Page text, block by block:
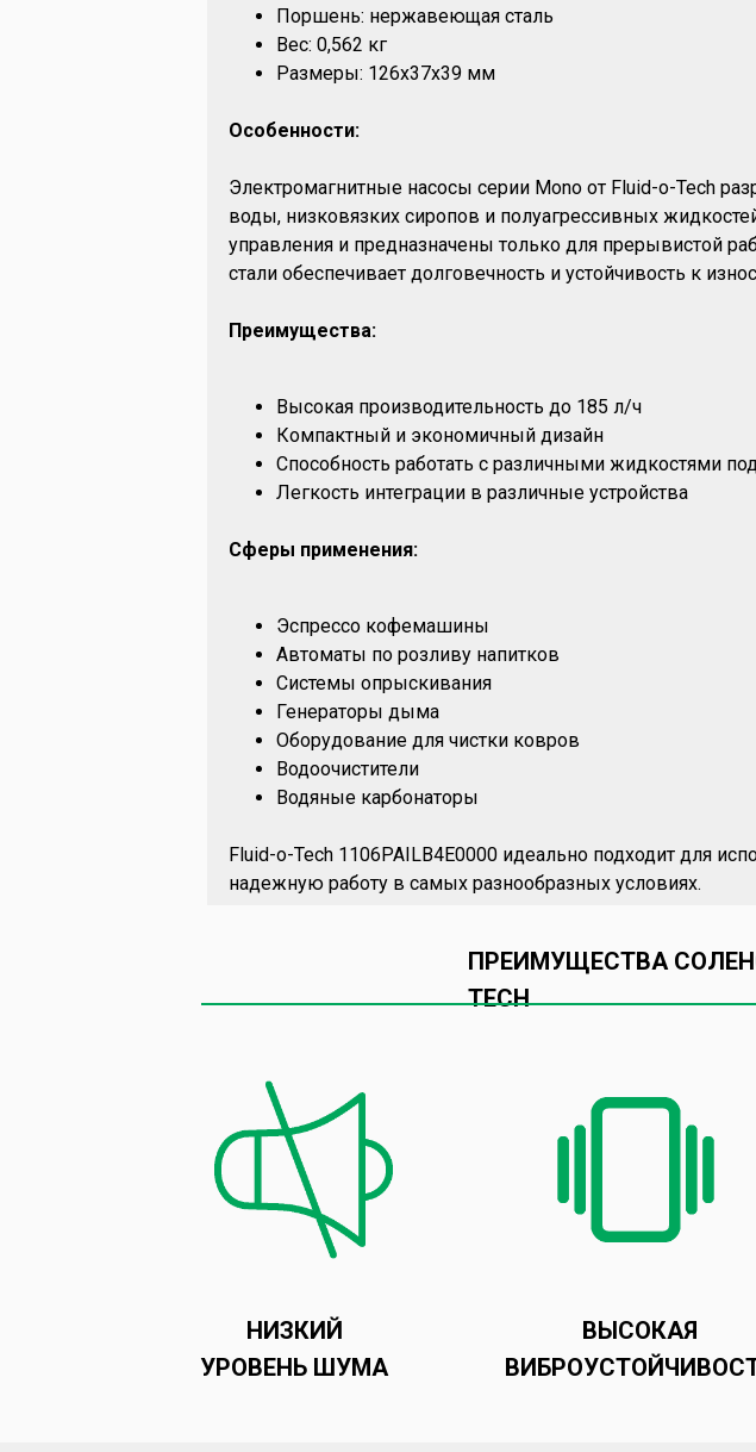
Поршень: нержавеющая сталь
Вес: 0,562 кг
Размеры: 126х37х39 мм
Особенности:
Электромагнитные насосы серии Mono от Fluid-o-Tech
воды, низковязких сиропов и полуагрессивных
управления и предназначены только для прерывистой
стали обеспечивает долговечность и устойчивость к
Преимущества:
Высокая производительность до 185 л/ч
Компактный и экономичный дизайн
Способность работать с различными жидкостями
Легкость интеграции в различные устройства
Сферы применения:
Эспрессо кофемашины
Автоматы по розливу напитков
Системы опрыскивания
Генераторы дыма
Оборудование для чистки ковров
Водоочистители
Водяные карбонаторы
Fluid-o-Tech 1106PAILB4E0000 идеально подходит для
надежную работу в самых разнообразных условиях.
ПРЕИМУЩЕСТВА
TECH
НИЗКИЙ
УРОВЕНЬ ШУМА
ВЫСОКАЯ